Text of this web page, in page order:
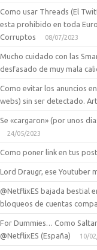
Como usar Threads (El
esta prohibido en toda
Corruptos
08/07/2023
Mucho cuidado con las
desfasado de muy mala
Como evitar los anuncios
webs) sin ser detectado.
Se «cargaron» (por unos
24/05/2023
Como poner link en tus
Lord Draugr, ese Youtuber
@NetflixES bajada bestial
bloqueos de cuentas
For Dummies… Como
@NetflixES (España)
10/